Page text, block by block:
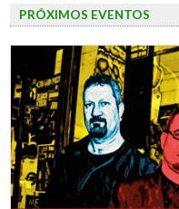
PRÓXIMOS EVENTOS